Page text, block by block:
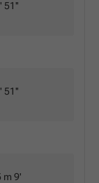
51''
51''
m 9'